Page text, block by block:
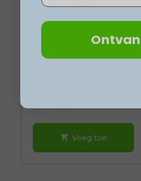
Prijs
95,00
shopping_cart Voeg toe